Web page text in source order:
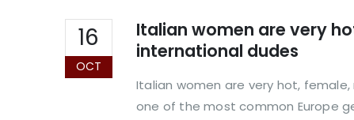
16
OCT
Italian women are very
international dudes
Italian women are very hot,
one of the most common Europe